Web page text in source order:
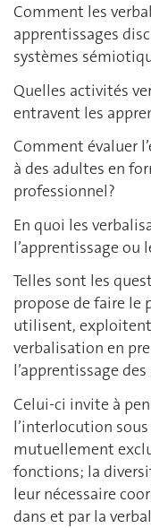
Comment les
apprentissages
systèmes
Quelles activités
entravent les
Comment évaluer
à des adultes en
professionnel?
En quoi les
l’apprentissage ou
Telles sont les
propose de faire le
utilisent,
verbalisation en
l’apprentissage
Celui-ci invite à
l’interlocution
mutuellement
fonctions; la
leur nécessaire
dans et par la